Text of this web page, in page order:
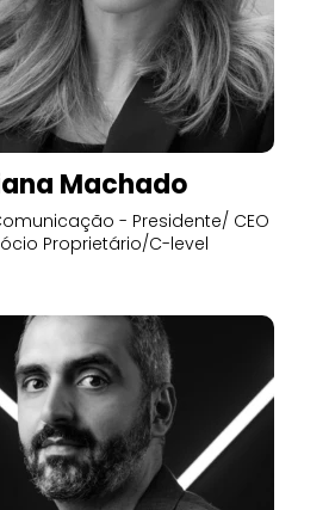
Machado
- Presidente/ CEO
Proprietário/C-level